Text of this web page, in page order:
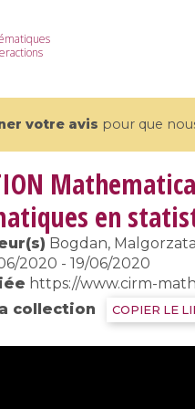
votre avis pour que
19 videos
and AI
/
quantum
en
Bogdan,
2020 - 19/06/2020
https://www.cirm-
collection
COPIER LE